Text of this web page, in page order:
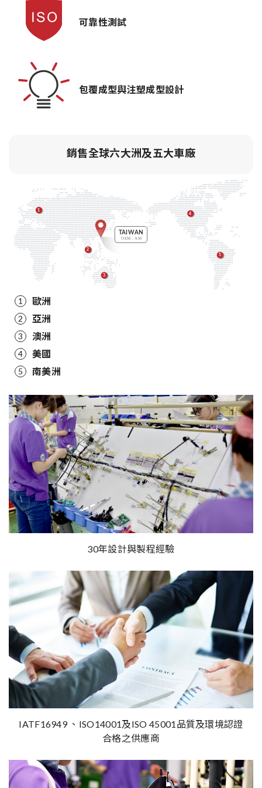
可靠性測試
包覆成型與注塑成型設計
銷售全球六大洲及五大車廠
1 歐洲
2 亞洲
3 澳洲
4 美國
5 南美洲
30年設計與製程經驗
IATF16949 、ISO14001及ISO 45001品質及環境認證
合格之供應商